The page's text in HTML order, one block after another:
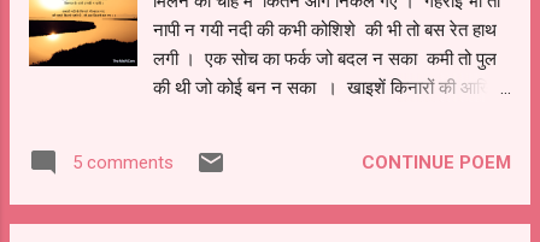
नापी न गयी नदी की कभी कोशिशे की भी तो बस रेत हाथ
लगी । एक सोच का फर्क जो बदल न सका कमी तो पुल
की थी जो कोई बन न सका । खाइशें किनारों की आखिर
किनारे कर गए । । #Short video on Kinaare...
5 comments CONTINUE POEM